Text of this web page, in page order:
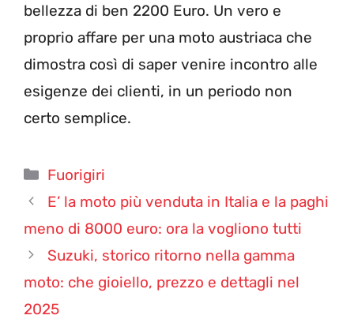
bellezza di ben 2200 Euro. Un vero e
proprio affare per una moto austriaca che
dimostra così di saper venire incontro alle
esigenze dei clienti, in un periodo non
certo semplice.
Categorie
Fuorigiri
E’ la moto più venduta in Italia e la paghi
meno di 8000 euro: ora la vogliono tutti
Suzuki, storico ritorno nella gamma
moto: che gioiello, prezzo e dettagli nel
2025